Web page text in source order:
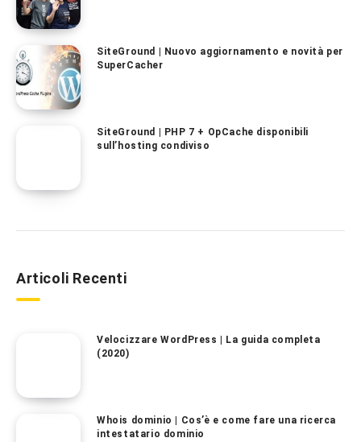
SiteGround | Nuovo aggiornamento e novità per
SuperCacher
SiteGround | PHP 7 + OpCache disponibili
sull’hosting condiviso
Articoli Recenti
Velocizzare WordPress | La guida completa
(2020)
Whois dominio | Cos’è e come fare una ricerca
intestatario dominio